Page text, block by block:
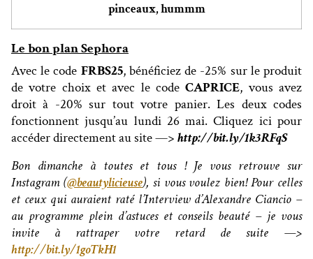
pinceaux, hummm
Le bon plan Sephora
Avec le code FRBS25, bénéficiez de -25% sur le produit
de votre choix et avec le codeCAPRICE, vous avez
droit à -20% sur tout votre panier. Les deux codes
fonctionnent jusqu’au lundi 26 mai. Cliquez ici pour
accéder directement au site —> http://bit.ly/1k3RFqS
Bon dimanche à toutes et tous ! Je vous retrouve sur
Instagram (@beautylicieuse), si vous voulez bien! Pour celles
et ceux qui auraient raté l’Interview d’Alexandre Ciancio –
au programme plein d’astuces et conseils beauté – je vous
invite à rattraper votre retard de suite —>
http://bit.ly/1goTkH1